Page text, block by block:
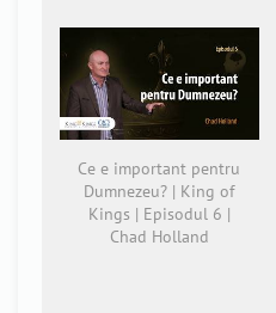
Ce e important pentru
Dumnezeu? | King of
Kings | Episodul 6 |
Chad Holland